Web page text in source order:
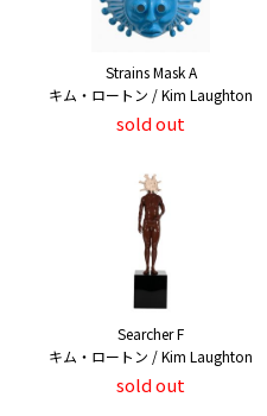
Strains Mask A
キム・ロートン / Kim Laughton
sold out
Searcher F
キム・ロートン / Kim Laughton
sold out